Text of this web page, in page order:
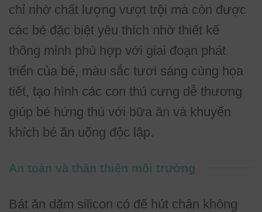
chỉ nhờ chất lượng vượt trội mà còn được
các bé đặc biệt yêu thích nhờ thiết kế
thông minh phù hợp với giai đoạn phát
triển của bé, màu sắc tươi sáng cùng họa
tiết, tạo hình các con thú cưng dễ thương
giúp bé hứng thú với bữa ăn và khuyến
khích bé ăn uống độc lập.
An toàn và thân thiện môi trường
Bát ăn dặm silicon có đế hút chân không